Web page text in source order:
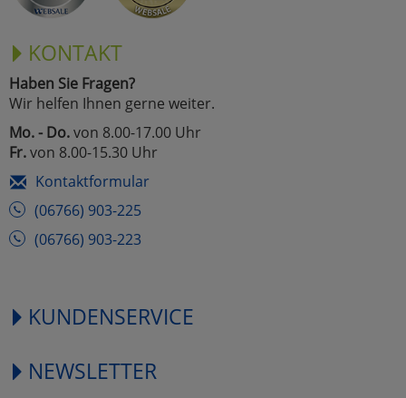
KONTAKT
Haben Sie Fragen?
Wir helfen Ihnen gerne weiter.
Mo. - Do.von 8.00-17.00 Uhr
Fr.von 8.00-15.30 Uhr
Kontaktformular
(06766) 903-225
(06766) 903-223
KUNDENSERVICE
NEWSLETTER